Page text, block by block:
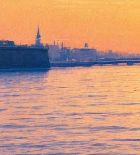
выпустили новую песню
«Алисы», который должен
потому, что пауза между
еще ряд условий, можно